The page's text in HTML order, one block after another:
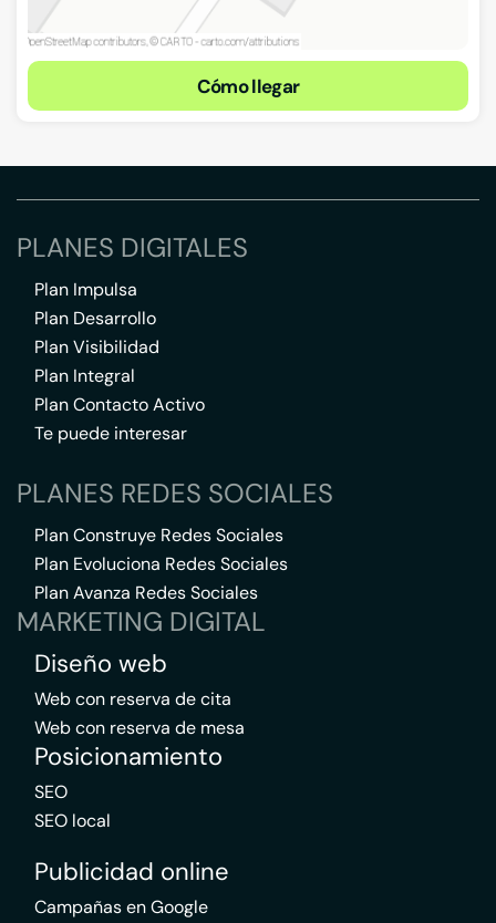
Cómo llegar
PLANES DIGITALES
Plan Impulsa
Plan Desarrollo
Plan Visibilidad
Plan Integral
Plan Contacto Activo
Te puede interesar
PLANES REDES SOCIALES
Plan Construye Redes Sociales
Plan Evoluciona Redes Sociales
Plan Avanza Redes Sociales
MARKETING DIGITAL
Diseño web
Web con reserva de cita
Web con reserva de mesa
Posicionamiento
SEO
SEO local
Publicidad online
Campañas en Google